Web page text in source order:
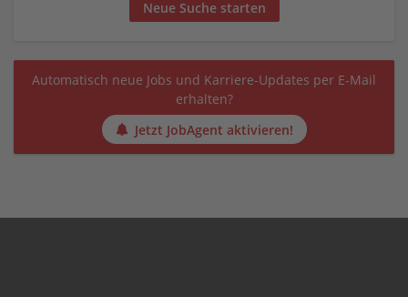
Neue Suche starten
Automatisch neue Jobs und Karriere-Updates per E-Mail
erhalten?
Jetzt JobAgent aktivieren!